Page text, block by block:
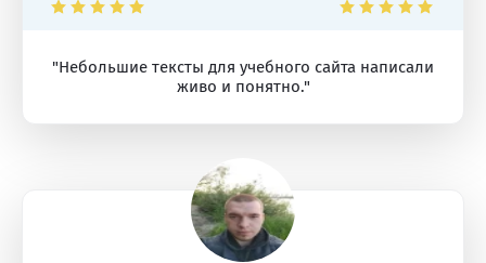
"Небольшие тексты для учебного сайта написали
живо и понятно."